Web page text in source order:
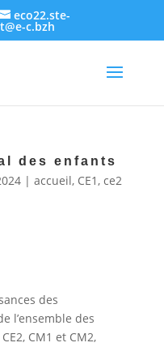
eco22.ste-
c.bzh
des enfants
| accueil, CE1, ce2
des
l’ensemble des
CM1 et CM2,